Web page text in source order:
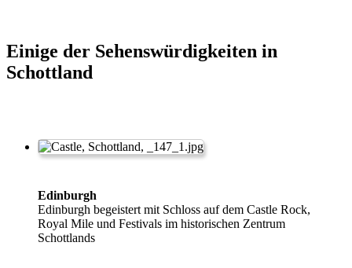
Einige der Sehenswürdigkeiten in
Schottland
Edinburgh
Edinburgh begeistert mit Schloss auf dem Castle Rock,
Royal Mile und Festivals im historischen Zentrum
Schottlands